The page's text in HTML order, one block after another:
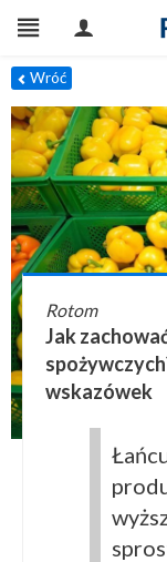
Wróć
Rotom
Jak
wskazówek